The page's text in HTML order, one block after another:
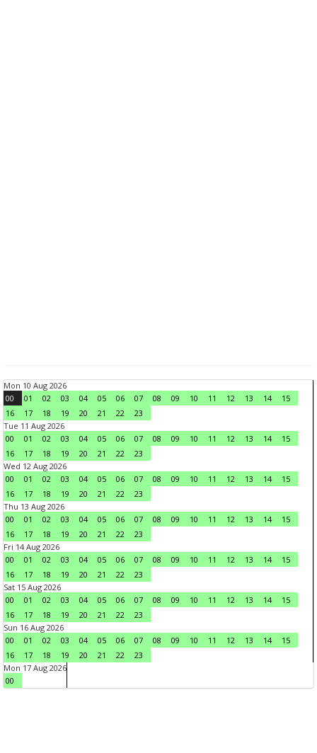
Mon 10 Aug 2026
00
01 02 03 04 05 06 07 08 09 10 11 12 13 14
15
16
17 18 19 20 21 22
23
Tue 11 Aug 2026
00
01 02 03 04 05 06 07 08 09 10 11 12 13 14
15
16
17 18 19 20 21 22
23
Wed 12 Aug 2026
00
01 02 03 04 05 06 07 08 09 10 11 12 13 14
15
16
17 18 19 20 21 22
23
Thu 13 Aug 2026
00
01 02 03 04 05 06 07 08 09 10 11 12 13 14
15
16
17 18 19 20 21 22
23
Fri 14 Aug 2026
00
01 02 03 04 05 06 07 08 09 10 11 12 13 14
15
16
17 18 19 20 21 22
23
Sat 15 Aug 2026
00
01 02 03 04 05 06 07 08 09 10 11 12 13 14
15
16
17 18 19 20 21 22
23
Sun 16 Aug 2026
00
01 02 03 04 05 06 07 08 09 10 11 12 13 14
15
16
17 18 19 20 21 22
23
Mon 17 Aug 2026
00